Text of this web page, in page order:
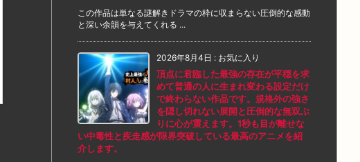
この作品は単なる謎解きドラマの枠に収まらない圧倒的な感動
と深い余韻を与えてくれる ...
2026年8月4日 : お気に入り
頂点に君臨した最強の存在が平穏を求
めて普通の人に生まれ変わる設定だけ
で終わらない作品です。規格外の強さ
を隠し切れない展開と圧倒的な無双ぶ
りに心が震えます。1秒も目が離せな
い中毒性と疾走感が限界突破している最高のアニメを紹
介します。